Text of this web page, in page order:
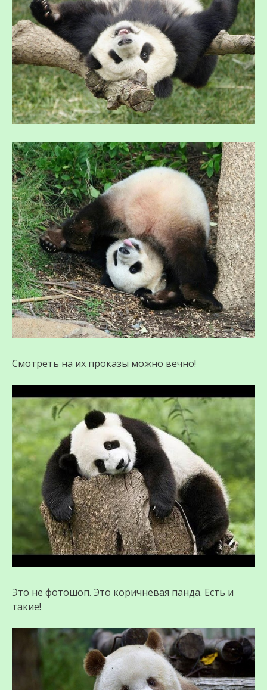
Смотреть на их проказы можно вечно!
Это не фотошоп. Это коричневая панда. Есть и
такие!